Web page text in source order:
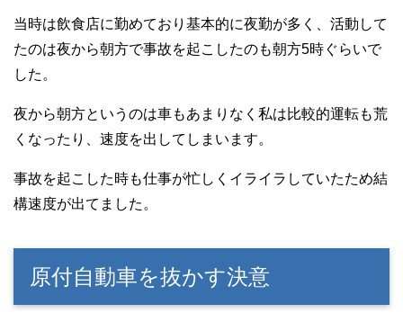
当時は飲食店に勤めており基本的に夜勤が多く、活動して
たのは夜から朝方で事故を起こしたのも朝方5時ぐらいで
した。
夜から朝方というのは車もあまりなく私は比較的運転も荒
くなったり、速度を出してしまいます。
事故を起こした時も仕事が忙しくイライラしていたため結
構速度が出てました。
原付自動車を抜かす決意